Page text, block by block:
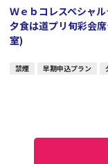
Ｗｅｂコレスペシャ
夕食は道プリ旬彩会
室)
禁煙 早期申込プラン